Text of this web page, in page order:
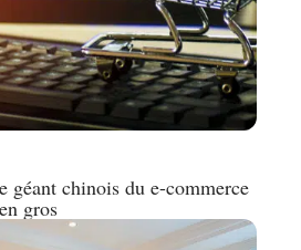
géant chinois du e-commerce
gros